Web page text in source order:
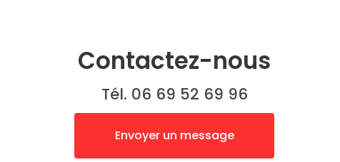
Contactez-nous
Tél. 06 69 52 69 96
Envoyer un message